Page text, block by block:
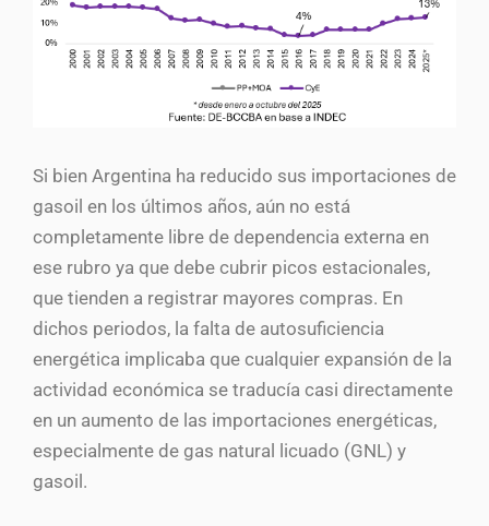
Si bien Argentina ha reducido sus importaciones de
gasoil en los últimos años, aún no está
completamente libre de dependencia externa en
ese rubro ya que debe cubrir picos estacionales,
que tienden a registrar mayores compras. En
dichos periodos, la falta de autosuficiencia
energética implicaba que cualquier expansión de la
actividad económica se traducía casi directamente
en un aumento de las importaciones energéticas,
especialmente de gas natural licuado (GNL) y
gasoil.